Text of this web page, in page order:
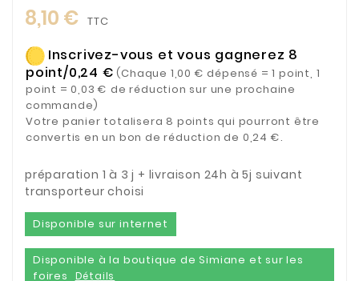
8,10 € TTC
Inscrivez-vous et vous gagnerez 8
point/0,24 € (Chaque 1,00 € dépensé = 1 point, 1
point = 0,03 € de réduction sur une prochaine
commande)
Votre panier totalisera 8 points qui pourront être
convertis en un bon de réduction de 0,24 €.
préparation 1 à 3 j + livraison 24h à 5j suivant
transporteur choisi
Disponible sur internet
Disponible à la boutique de Simiane et sur les
foires
Détails